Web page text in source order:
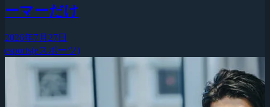
ーマーだけ
2026年7月27日
esports(eスポーツ)